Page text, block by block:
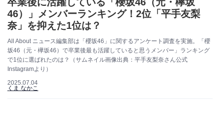
46）」メンバーランキング！2位「平手友梨
奈」を抑えた1位は？
All About ニュース編集部は「櫻坂46」に関するアンケート調査を実施。「櫻
坂46（元・欅坂46）で卒業後最も活躍していると思うメンバー」ランキング
で1位に選ばれたのは？（サムネイル画像出典：平手友梨奈さん公式
Instagramより）
2025.07.04
くま なかこ